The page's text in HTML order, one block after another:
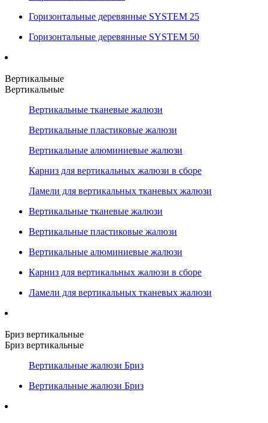
Горизонтальные деревянные SYSTEM 25
Горизонтальные деревянные SYSTEM 50
Вертикальные
Вертикальные
Вертикальные тканевые жалюзи
Вертикальные пластиковые жалюзи
Вертикальные алюминиевые жалюзи
Карниз для вертикальных жалюзи в сборе
Ламели для вертикальных тканевых жалюзи
Вертикальные тканевые жалюзи
Вертикальные пластиковые жалюзи
Вертикальные алюминиевые жалюзи
Карниз для вертикальных жалюзи в сборе
Ламели для вертикальных тканевых жалюзи
Бриз вертикальные
Бриз вертикальные
Вертикальные жалюзи Бриз
Вертикальные жалюзи Бриз